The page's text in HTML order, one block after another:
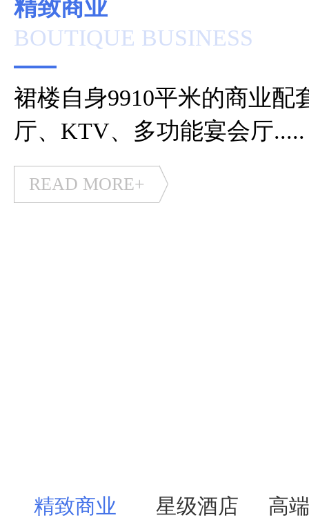
精致商业
BOUTIQUE BUSINESS
裙楼自身9910平米的商业配
厅、KTV、多功能宴会厅.....
READ MORE+
STAR HOTELS
HIGH-END OFFICE
DOOR MODEL
THE ELEVATOR
精致商业 星级酒店 高